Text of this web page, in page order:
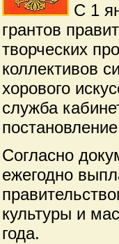
С 1
грантов
творческих
коллективов
хорового
служба
Согласно
ежегодно
культуры и
года.